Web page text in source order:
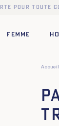
pour toute
FEMME
Accueil